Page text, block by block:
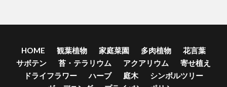
HOME 観葉植物 家庭菜園 多肉植物
花言葉
サボテン
苔・テラリウム アクアリウム
寄せ植え
ドライフラワー
ハーブ 庭木
シンボルツリー